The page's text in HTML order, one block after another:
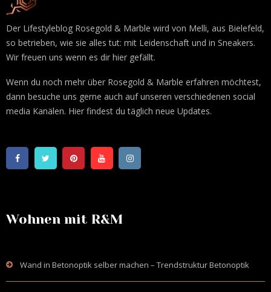
Der Lifestyleblog Rosegold & Marble wird von Melli, aus Bielefeld,
so betrieben, wie sie alles tut: mit Leidenschaft und in Sneakers.
Wir freuen uns wenn es dir hier gefällt.
Wenn du noch mehr über Rosegold & Marble erfahren möchtest,
dann besuche uns gerne auch auf unseren verschiedenen social
media Kanälen. Hier findest du täglich neue Updates.
Wohnen mit R&M
Wand in Betonoptik selber machen – Trendstruktur Betonoptik